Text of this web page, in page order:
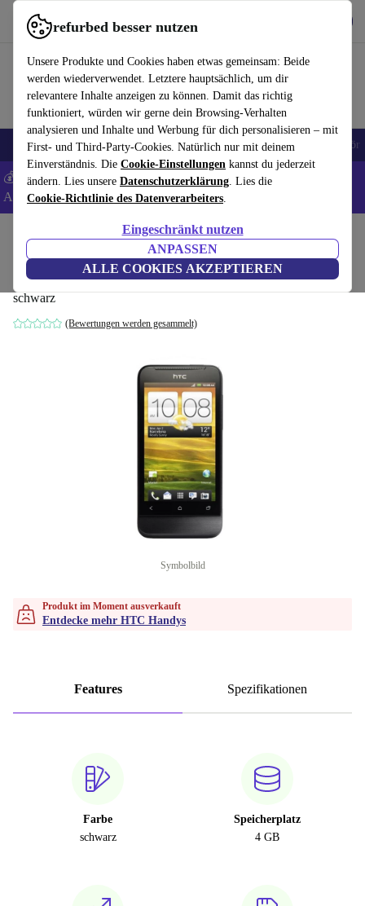
refurbed besser nutzen
Unsere Produkte und Cookies haben etwas gemeinsam: Beide
werden wiederverwendet. Letztere hauptsächlich, um dir
relevantere Inhalte anzeigen zu können. Damit das richtig
funktioniert, würden wir gerne dein Browsing-Verhalten
analysieren und Inhalte und Werbung für dich personalisieren – mit
First- und Third-Party-Cookies. Natürlich nur mit deinem
Einverständnis. Die Cookie-Einstellungen kannst du jederzeit
ändern. Lies unsere Datenschutzerklärung. Lies die
Cookie-Richtlinie des Datenverarbeiters.
Eingeschränkt nutzen
ANPASSEN
ALLE COOKIES AKZEPTIEREN
refurbed schnell und einfach nutzen
🎒 Back to school Handys Laptops Tablets Smartwatches Zubehör
💰 Extra -8% auf Samsung- und Google-Smartphones - Code:
ANDROID8 -AGB
Handys & Smartphones HTC Handys
HTC One V
schwarz
(Bewertungen werden gesammelt)
Symbolbild
Produkt im Moment ausverkauft
Entdecke mehr HTC Handys
Features Spezifikationen
Farbe
schwarz
Speicherplatz
4 GB